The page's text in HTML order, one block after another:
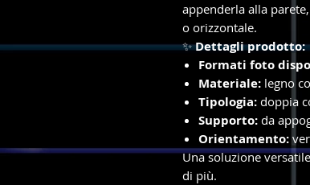
appenderla alla
o orizzontale.
✨Dettagli prodotto:
Formati foto
Materiale: legno
Tipologia: doppia
Supporto: da
Orientamento:
Una soluzione
di più.